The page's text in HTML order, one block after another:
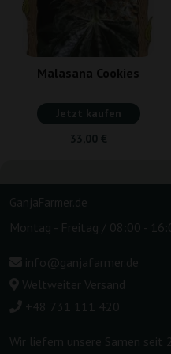
Malasana Cookies
Jetzt kaufen
33,00 €
GanjaFarmer.de
Montag - Freitag / 08:00 -
info@ganjafarmer.de
Weltweiter Versand
+48 731 111 420
Wir liefern unsere Samen seit